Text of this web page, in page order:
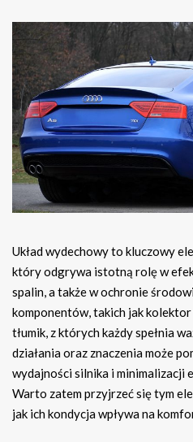
Układ wydechowy to kluczowy
który odgrywa istotną rolę w
spalin, a także w ochronie
komponentów, takich jak
tłumik, z których każdy spełnia
działania oraz znaczenia może
wydajności silnika i minimalizacji
Warto zatem przyjrzeć się tym
jak ich kondycja wpływa na